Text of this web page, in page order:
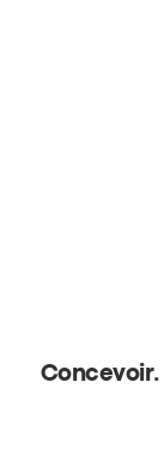
Concevoir.